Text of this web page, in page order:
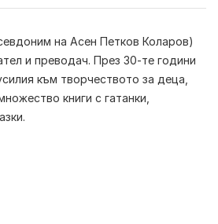
на Асен Петков Коларов)
и преводач. През 30-те години
към творчеството за деца,
книги с гатанки,